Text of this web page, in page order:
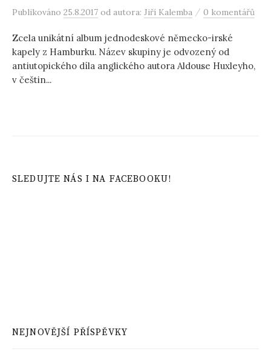
Publikováno 25.8.2017 od autora: Jiří Kalemba / 0 komentářů
Zcela unikátní album jednodeskové německo-irské
kapely z Hamburku. Název skupiny je odvozený od
antiutopického díla anglického autora Aldouse Huxleyho,
v češtin...
SLEDUJTE NÁS I NA FACEBOOKU!
NEJNOVĚJŠÍ PŘÍSPĚVKY